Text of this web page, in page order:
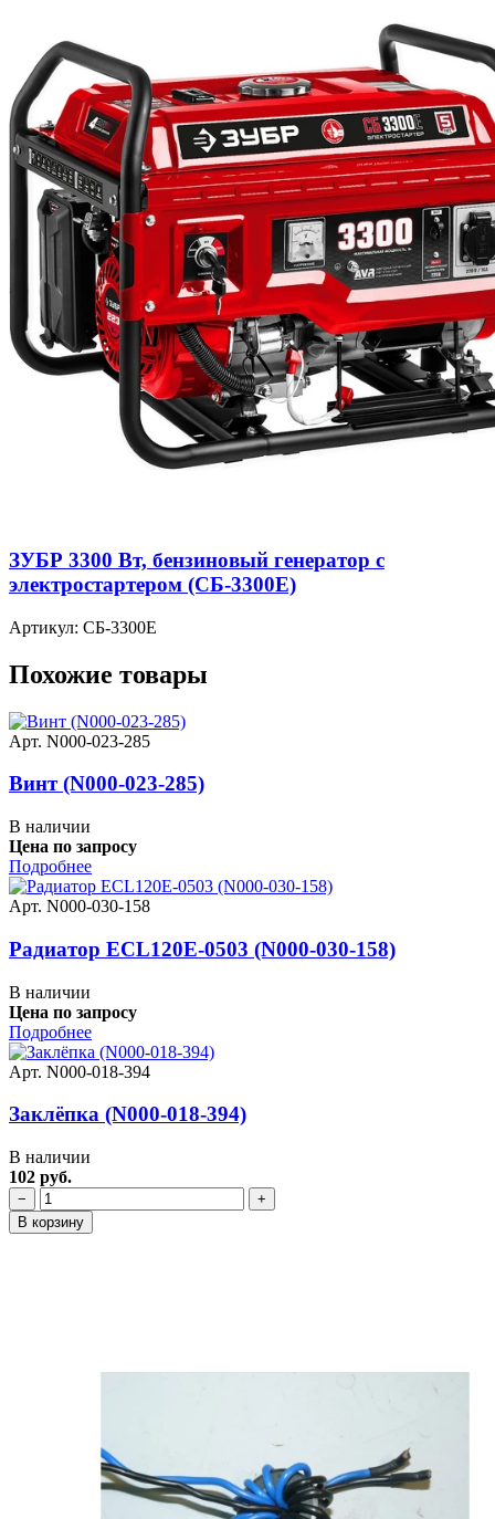
ЗУБР 3300 Вт, бензиновый генератор с
электростартером (СБ-3300Е)
Артикул: СБ-3300Е
Похожие товары
Арт. N000-023-285
Винт (N000-023-285)
В наличии
Цена по запросу
Подробнее
Арт. N000-030-158
Радиатор ECL120E-0503 (N000-030-158)
В наличии
Цена по запросу
Подробнее
Арт. N000-018-394
Заклёпка (N000-018-394)
В наличии
102 руб.
−
+
В корзину